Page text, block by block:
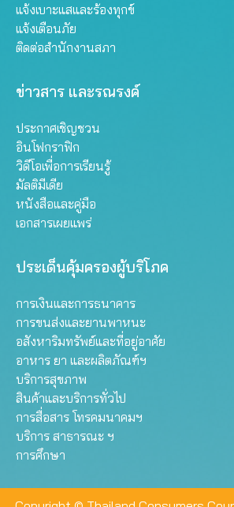
แจ้งเบาะแสและร้องทุกข์
แจ้งเตือนภัย
ติดต่อสำนักงานสภา
ข่าวสาร และรณรงค์
ประกาศเชิญชวน
อินโฟกราฟิก
วิดีโอเพื่อการเรียนรู้
มัลติมีเดีย
หนังสือและคู่มือ
เอกสารเผยแพร่
ประเด็นคุ้มครองผู้บริโภค
การเงินและการธนาคาร
การขนส่งและยานพาหนะ
อสังหาริมทรัพย์และที่อยู่อาศัย
อาหาร ยา และผลิตภัณฑ์ฯ
บริการสุขภาพ
สินค้าและบริการทั่วไป
การสื่อสาร โทรคมนาคมฯ
บริการ สาธารณะ ฯ
การศึกษา